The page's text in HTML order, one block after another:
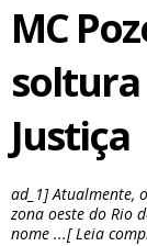
MC
Justiça
ad_1] Atualmente,
zona oeste do Rio
nome ...[ Leia